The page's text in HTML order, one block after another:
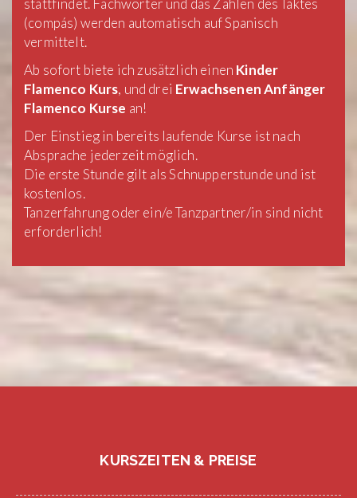
stattfindet. Fachwörter und das Zählen des Taktes
(compás) werden automatisch auf Spanisch
vermittelt.
Ab sofort biete ich zusätzlich einen Kinder
Flamenco Kurs, und drei Erwachsenen Anfänger
Flamenco Kurse an!
Der Einstieg in bereits laufende Kurse ist nach
Absprache jederzeit möglich.
Die erste Stunde gilt als Schnupperstunde und ist
kostenlos.
Tanzerfahrung oder ein/e Tanzpartner/in sind nicht
erforderlich!
KURSZEITEN & PREISE